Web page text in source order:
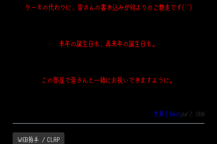
ケーキの代わりに、皆さんの書き込みが何よりのご馳走です(^^)
来年の誕生日も、再来年の誕生日も。
この部屋で皆さんと一緒にお祝いできますように。
文章｜TextJul 7, 1996
WEB拍手 / CLAP